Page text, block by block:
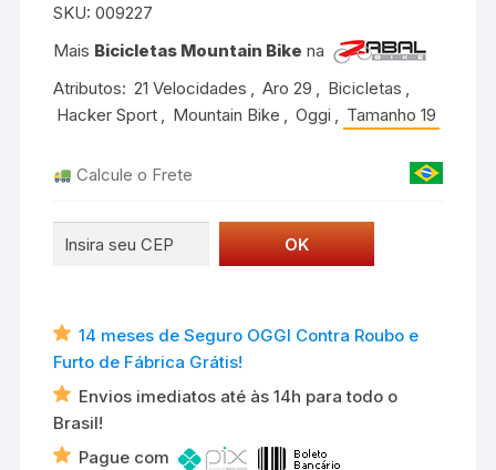
SKU:009227
Mais Bicicletas Mountain Bike na
Atributos: 21 Velocidades , Aro 29 , Bicicletas ,
Hacker Sport , Mountain Bike , Oggi , Tamanho 19
Calcule o Frete
14 meses de Seguro OGGI Contra Roubo e
Furto de Fábrica Grátis!
Envios imediatos até às 14h para todo o
Brasil!
Pague com